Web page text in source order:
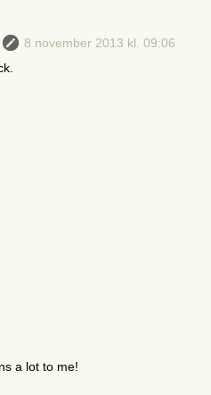
8 november 2013 kl. 09:06
a lot to me!